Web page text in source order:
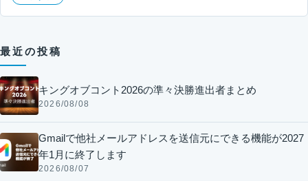
最近の投稿
キングオブコント2026の準々決勝進出者まとめ
2026/08/08
Gmailで他社メールアドレスを送信元にできる機能が2027
年1月に終了します
2026/08/07